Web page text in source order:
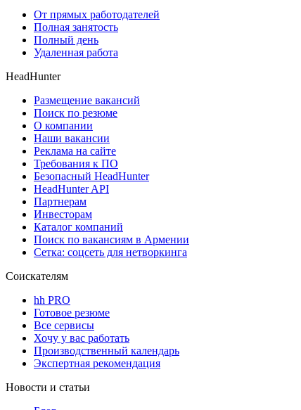
От прямых работодателей
Полная занятость
Полный день
Удаленная работа
HeadHunter
Размещение вакансий
Поиск по резюме
О компании
Наши вакансии
Реклама на сайте
Требования к ПО
Безопасный HeadHunter
HeadHunter API
Партнерам
Инвесторам
Каталог компаний
Поиск по вакансиям в Армении
Сетка: соцсеть для нетворкинга
Соискателям
hh PRO
Готовое резюме
Все сервисы
Хочу у вас работать
Производственный календарь
Экспертная рекомендация
Новости и статьи